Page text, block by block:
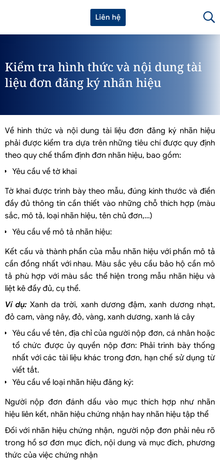
Liên hệ
Kiểm tra hình thức và nội dung tài
liệu đơn đăng ký nhãn hiệu
Về hình thức và nội dung tài liệu đơn đăng ký nhãn hiệu
phải được kiểm tra dựa trên những tiêu chí được quy định
theo quy chế thẩm định đơn nhãn hiệu, bao gồm:
Yêu cầu về tờ khai
Tờ khai được trình bày theo mẫu, đúng kinh thước và điền
đầy đủ thông tin cần thiết vào những chỗ thích hợp (màu
sắc, mô tả, loại nhãn hiệu, tên chủ đơn,…)
Yêu cầu về mô tả nhãn hiệu:
Kết cấu và thành phần của mẫu nhãn hiệu với phần mô tả
cần đồng nhất với nhau. Màu sắc yêu cầu bảo hộ cần mô
tả phù hợp với màu sắc thể hiện trong mẫu nhãn hiệu và
liệt kê đầy đủ, cụ thể.
Ví dụ: Xanh da trời, xanh dương đậm, xanh dương nhạt,
đỏ cam, vàng nây, đỏ, vàng, xanh dương, xanh lá cây
Yêu cầu về tên, địa chỉ của người nộp đơn, cá nhân hoặc
tổ chức được ủy quyền nộp đơn: Phải trình bày thống
nhất với các tài liệu khác trong đơn, hạn chế sử dụng từ
viết tắt.
Yêu cầu về loại nhãn hiệu đăng ký:
Người nộp đơn đánh dấu vào mục thích hợp như nhãn
hiệu liên kết, nhãn hiệu chứng nhận hay nhãn hiệu tập thể
Đối với nhãn hiệu chứng nhận, người nộp đơn phải nêu rõ
trong hồ sơ đơn mục đích, nội dung và mục đích, phương
thức của việc chứng nhận